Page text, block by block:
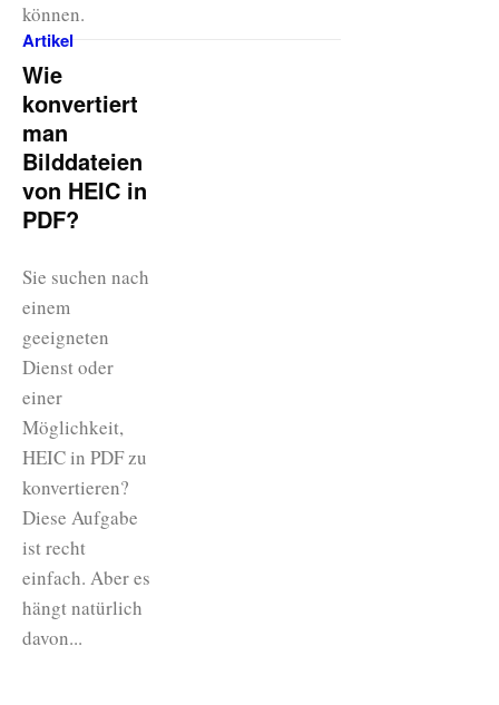
können.
Artikel
Wie
konvertiert
man
Bilddateien
von HEIC in
PDF?
Sie suchen nach
einem
geeigneten
Dienst oder
einer
Möglichkeit,
HEIC in PDF zu
konvertieren?
Diese Aufgabe
ist recht
einfach. Aber es
hängt natürlich
davon...